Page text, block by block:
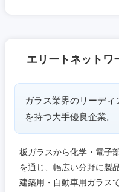
エリートネットワ
ガラス業界のリーデ
を持つ大手優良企業。
板ガラスから化学・電子
を通じ、幅広い分野に製
建築用・自動車用ガラス